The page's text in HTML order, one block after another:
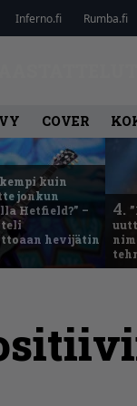
Inferno.fi Rumba.fi
COVER
kuin
jonkun
Hetfield?” –
hevijätin
4.